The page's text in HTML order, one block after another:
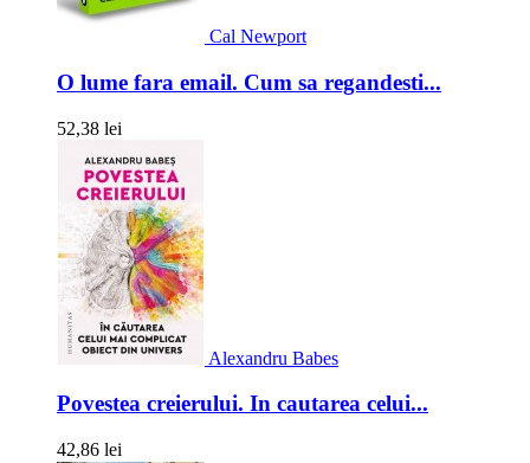
Cal Newport
O lume fara email. Cum sa regandesti...
52,38 lei
Alexandru Babes
Povestea creierului. In cautarea celui...
42,86 lei